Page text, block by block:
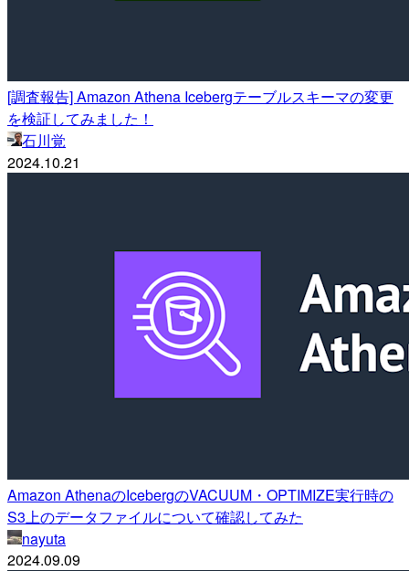
[調査報告] Amazon Athena Icebergテーブルスキーマの変更
を検証してみました！
石川覚
2024.10.21
Amazon AthenaのIcebergのVACUUM・OPTIMIZE実行時の
S3上のデータファイルについて確認してみた
nayuta
2024.09.09